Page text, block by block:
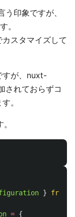
印象ですが、
。
スタマイズして
すが、nuxt-
されておらずコ
。
} from
= {